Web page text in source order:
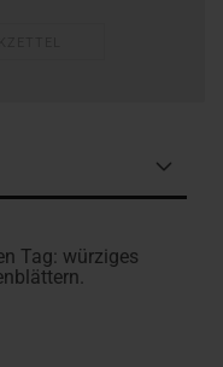
Tag: würziges